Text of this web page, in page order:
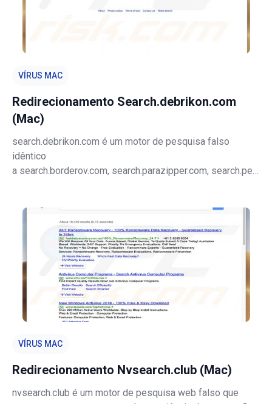
VÍRUS MAC
Redirecionamento Search.debrikon.com
(Mac)
search.debrikon.com é um motor de pesquisa falso
idêntico
a search.borderov.com, search.parazipper.com, search.pen
de legitimidade e utilidade. No entanto, esteja ciente de
que os desen
VÍRUS MAC
Redirecionamento Nvsearch.club (Mac)
nvsearch.club é um motor de pesquisa web falso que